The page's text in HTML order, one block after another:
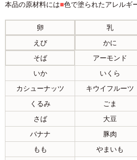
本品の原材料には■色で塗られたアレルギ
卵 乳
えび
かに
そば
アーモンド
いか
いくら
カシューナッツ
キウイフルーツ
くるみ
ごま
さば
大豆
バナナ
豚肉
もも
やまいも